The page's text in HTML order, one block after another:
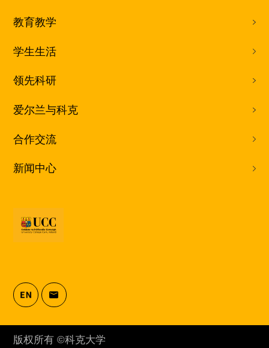
教育教学
学生生活
领先科研
爱尔兰与科克
合作交流
新闻中心
版权所有 ©科克大学